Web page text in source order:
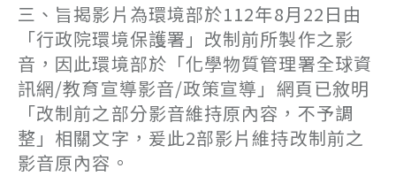
三、旨揭影片為環境部於112年8月22日由
「行政院環境保護署」改制前所製作之影
音，因此環境部於「化學物質管理署全球資
訊網/教育宣導影音/政策宣導」網頁已敘明
「改制前之部分影音維持原內容，不予調
整」相關文字，爰此2部影片維持改制前之
影音原內容。